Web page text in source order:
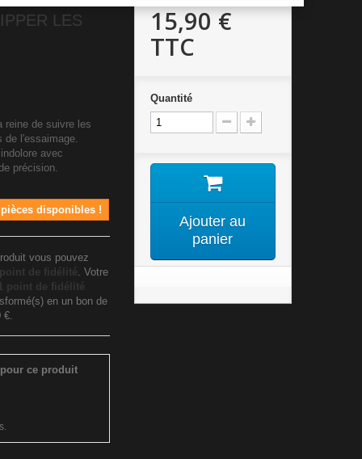
LES
reine de suivre les
de l'essaimage.
avec
précision.
disponibles !
vous pouvez
point de fidélité. Votre
point de fidélité
en un bon de
€.
ce produit
15,90 €
TTC
Quantité
Ajouter au
panier